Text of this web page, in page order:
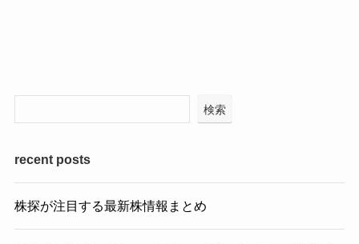
検索
recent posts
株探が注目する最新株情報まとめ